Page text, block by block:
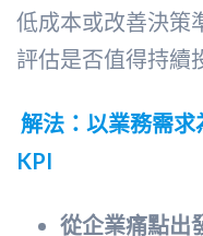
低成本或改善決策
評估是否值得持續
解法：以業務需求
KPI
從企業痛點出